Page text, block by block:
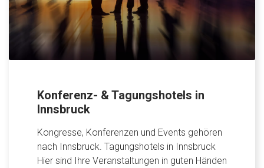
Konferenz- & Tagungshotels in
Innsbruck
Kongresse, Konferenzen und Events gehören
nach Innsbruck. Tagungshotels in Innsbruck
Hier sind Ihre Veranstaltungen in guten Händen